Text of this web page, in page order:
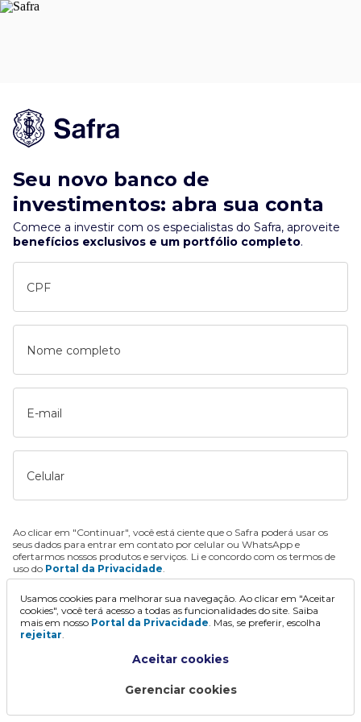
Seu novo banco de
investimentos: abra sua conta
Comece a investir com os especialistas do Safra, aproveite
benefícios exclusivos e um portfólio completo.
CPF
Nome completo
E-mail
Celular
Ao clicar em "Continuar", você está ciente que o Safra poderá usar os
seus dados para entrar em contato por celular ou WhatsApp e
ofertarmos nossos produtos e serviços. Li e concordo com os termos de
uso do Portal da Privacidade.
Continuar
Usamos cookies para melhorar sua navegação. Ao clicar em "Aceitar
cookies", você terá acesso a todas as funcionalidades do site. Saiba
mais em nosso Portal da Privacidade. Mas, se preferir, escolha
rejeitar.
Aceitar cookies
Gerenciar cookies